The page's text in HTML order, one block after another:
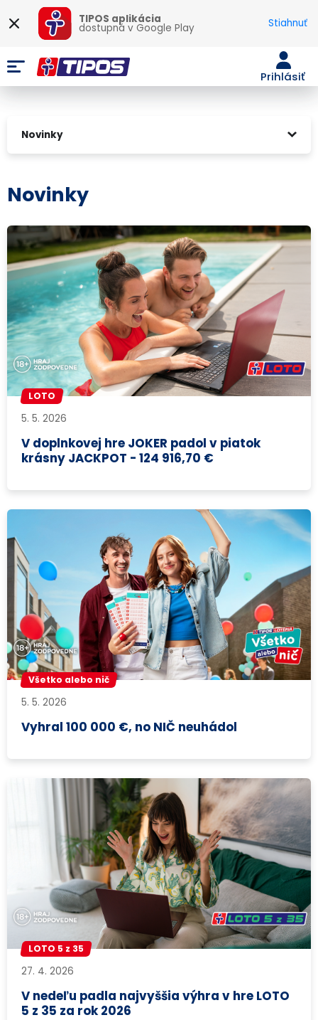
TIPOS aplikácia
dostupná vGoogle Play Stiahnuť
Prihlásiť
Novinky
Novinky
LOTO
5. 5. 2026
V doplnkovej hre JOKER padol v piatok
krásny JACKPOT - 124 916,70 €
Všetko alebo nič
5. 5. 2026
Vyhral 100 000 €, no NIČ neuhádol
LOTO 5 z 35
27. 4. 2026
V nedeľu padla najvyššia výhra v hre LOTO
5 z 35 za rok 2026